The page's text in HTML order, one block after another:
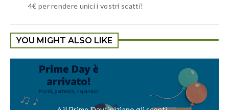
4€ per rendere unici i vostri scatti!
YOU MIGHT ALSO LIKE